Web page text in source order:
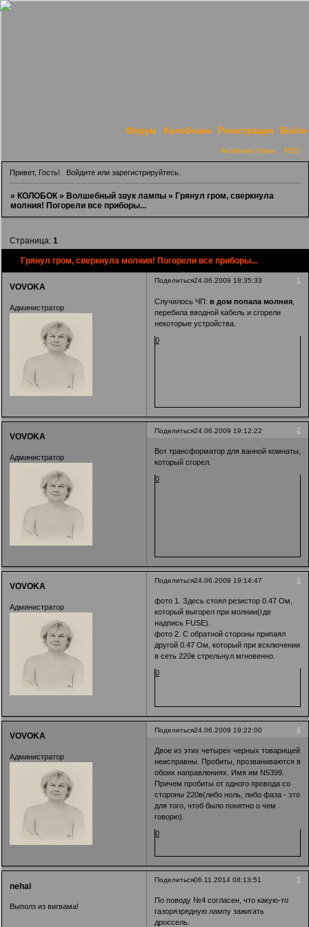
Форум Колобчане Регистрация Войти
Активные темы RSS
Привет, Гость! Войдитеили зарегистрируйтесь.
»КОЛОБОК »Волшебный звук лампы »Грянул гром, сверкнула
молния! Погорели все приборы...
Грянул гром, сверкнула молния! Погорели все приборы...
Страница:1
Поделиться 1
24.06.2009 18:35:33
VOVOKA
Администратор
Случилось ЧП:в дом попала молния
перебила вводной кабель и сгорели
некоторые устройства.
0
Поделиться 2
24.06.2009 19:12:22
VOVOKA
Администратор
Вот трансформатор для ванной комнаты,
который сгорел.
0
Поделиться 3
24.06.2009 19:14:47
VOVOKA
Администратор
фото 1. Здесь стоял резистор 0.47 Ом,
который выгорел при молнии(где
надпись FUSE).
фото 2. С обратной стороны припаял
другой 0.47 Ом, который при всключении
в сеть 220в стрельнул мгновенно.
0
Поделиться 4
24.06.2009 19:22:00
VOVOKA
Администратор
Двое из этих четырех черных товарищей
неисправны. Пробиты, прозваниваются в
обоих направлениях. Имя им N5399.
Причем пробиты от одного провода со
стороны 220в(либо ноль, либо фаза - это
для того, чтоб было понятно о чем
говорю).
0
Поделиться 5
06.11.2014 08:13:51
nehal
Выполз из вигвама!
По поводу №4 согласен, что какую-то
газорязрядную лампу зажигать
дроссель.